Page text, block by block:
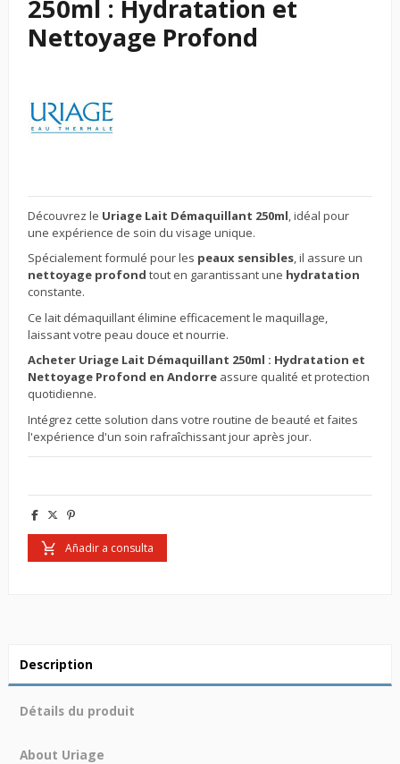
250ml : Hydratation et
Nettoyage Profond
Découvrez le Uriage Lait Démaquillant 250ml , idéal pour
une expérience de soin du visage unique.
Spécialement formulé pour les peaux sensibles, il assure un
nettoyage profond tout en garantissant une hydratation
constante.
Ce lait démaquillant élimine efficacement le maquillage,
laissant votre peau douce et nourrie.
Acheter Uriage Lait Démaquillant 250ml : Hydratation et
Nettoyage Profond en Andorre assure qualité et protection
quotidienne.
Intégrez cette solution dans votre routine de beauté et faites
l'expérience d'un soin rafraîchissant jour après jour.
Añadir a consulta
Description
Détails du produit
About Uriage